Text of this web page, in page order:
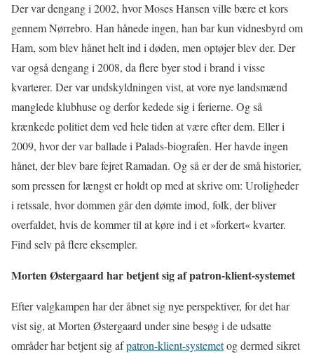
Der var dengang i 2002, hvor Moses Hansen ville bære et kors
gennem Nørrebro. Han hånede ingen, han bar kun vidnesbyrd om
Ham, som blev hånet helt ind i døden, men optøjer blev der. Der
var også dengang i 2008, da flere byer stod i brand i visse
kvarterer. Der var undskyldningen vist, at vore nye landsmænd
manglede klubhuse og derfor kedede sig i ferierne. Og så
krænkede politiet dem ved hele tiden at være efter dem. Eller i
2009, hvor der var ballade i Palads-biografen. Her havde ingen
hånet, der blev bare fejret Ramadan. Og så er der de små historier,
som pressen for længst er holdt op med at skrive om: Uroligheder
i retssale, hvor dommen går den dømte imod, folk, der bliver
overfaldet, hvis de kommer til at køre ind i et »forkert« kvarter.
Find selv på flere eksempler.
Morten Østergaard har betjent sig af patron-klient-systemet
Efter valgkampen har der åbnet sig nye perspektiver, for det har
vist sig, at Morten Østergaard under sine besøg i de udsatte
områder har betjent sig afpatron-klient-systemetog dermed sikret